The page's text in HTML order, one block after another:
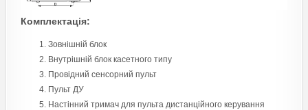
Комплектація:
Зовнішній блок
Внутрішній блок касетного типу
Провідний сенсорний пульт
Пульт ДУ
Настінний тримач для пульта дистанційного керування